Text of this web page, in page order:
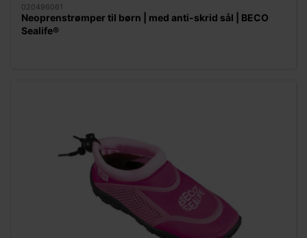
020496061
Neoprenstrømper til børn | med anti-skrid sål | BECO
Sealife®